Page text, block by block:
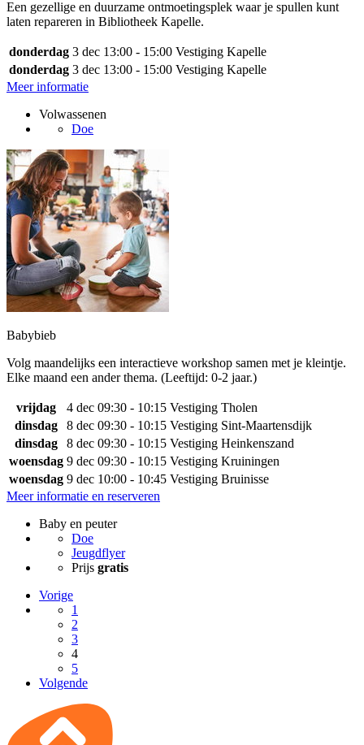
Een gezellige en duurzame ontmoetingsplek waar je spullen kunt
laten repareren in Bibliotheek Kapelle.
donderdag 3 dec 13:00 - 15:00 Vestiging Kapelle
donderdag 3 dec 13:00 - 15:00 Vestiging Kapelle
Meer informatie
Volwassenen
Doe
Babybieb
Volg maandelijks een interactieve workshop samen met je kleintje.
Elke maand een ander thema. (Leeftijd: 0-2 jaar.)
vrijdag 4 dec 09:30 - 10:15 Vestiging Tholen
dinsdag
8 dec 09:30 - 10:15 Vestiging Sint-Maartensdijk
dinsdag
8 dec 09:30 - 10:15 Vestiging Heinkenszand
woensdag 9 dec 09:30 - 10:15 Vestiging Kruiningen
woensdag 9 dec 10:00 - 10:45 Vestiging Bruinisse
Meer informatie en reserveren
Baby en peuter
Doe
Jeugdflyer
Prijs gratis
Vorige
1
2
3
4
5
Volgende